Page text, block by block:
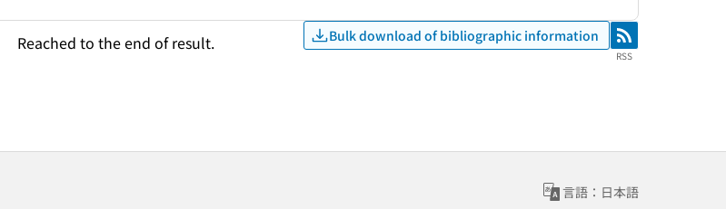
Reached to the end of result. Bulk download of bibliographic information RSS
RSS
言語：日本語